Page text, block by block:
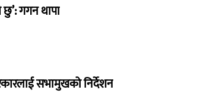
गगन थापा
सभामुखको निर्देशन